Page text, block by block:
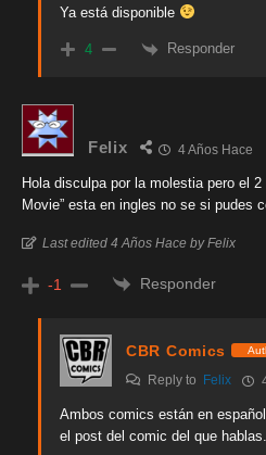
Ya está disponible
4 Responder
Felix 4 Años Hace
Hola disculpa por la molestia pero el
Movie” esta en ingles no se si pudes
Last edited 4 Años Hace by Felix
-1 Responder
CBR Comics
Reply to Felix
Ambos comics están en
el post del comic del que hablas.